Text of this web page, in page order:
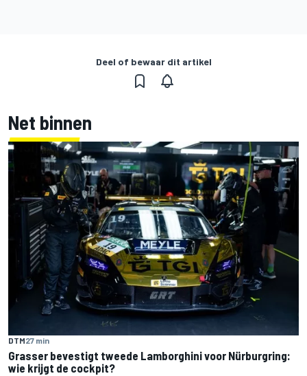
Deel of bewaar dit artikel
Net binnen
DTM27 min
Grasser bevestigt tweede Lamborghini voor Nürburgring:
wie krijgt de cockpit?